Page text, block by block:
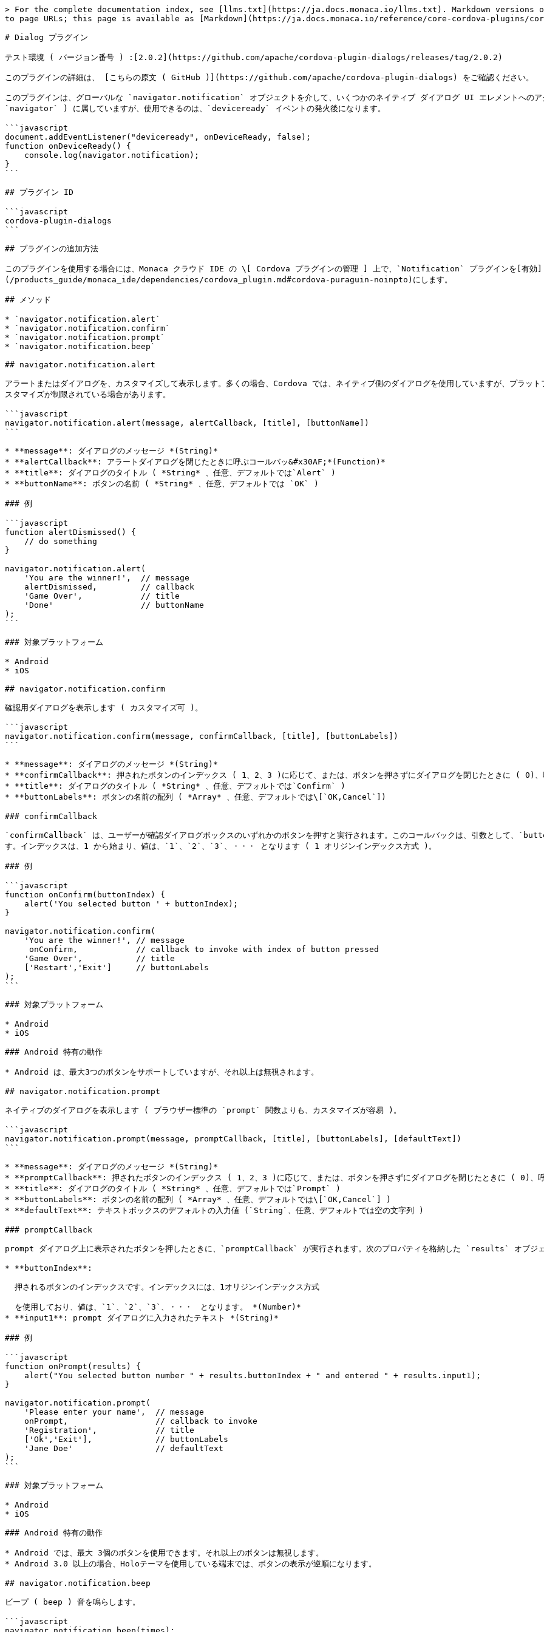
> For the complete documentation index, see [llms.txt](https://ja.docs.monaca.io/llms.txt). Markdown versions
to page URLs; this page is available as [Markdown](https://ja.docs.monaca.io/reference/core-cordova-plugins/
# Dialog プラグイン
テスト環境 ( バージョン番号 ) :[2.0.2](https://github.com/apache/cordova-plugin-dialogs/releases/tag/2.0.2)
このプラグインの詳細は、 [こちらの原文 ( GitHub )](https://github.com/apache/cordova-plugin-dialogs) をご確認ください。
このプラグインは、グローバルな `navigator.notification` オブジェクトを介して、いくつかのネイティブ ダイアログ UI エレメントへのア
`navigator` ) に属していますが、使用できるのは、`deviceready` イベントの発火後になります。
```javascript
document.addEventListener("deviceready", onDeviceReady, false);
function onDeviceReady() {
}
```
## プラグイン ID
```javascript
cordova-plugin-dialogs
```
## プラグインの追加方法
このプラグインを使用する場合には、Monaca クラウド IDE の \[ Cordova プラグインの管理 ] 上で、`Notification` プラグインを[有効]
(/products_guide/monaca_ide/dependencies/cordova_plugin.md#cordova-puraguin-noinpto)にします。
## メソッド
* `navigator.notification.alert`
* `navigator.notification.confirm`
* `navigator.notification.prompt`
* `navigator.notification.beep`
## navigator.notification.alert
アラートまたはダイアログを、カスタマイズして表示します。多くの場合、Cordova では、ネイティブ側のダイアログを使用していますが、プ
スタマイズが制限されている場合があります。
```javascript
navigator.notification.alert(message, alertCallback, [title], [buttonName])
```
* **message**: ダイアログのメッセージ *(String)*
* **alertCallback**: アラートダイアログを閉じたときに呼ぶコールバッ&#x30AF;*(Function)*
* **title**: ダイアログのタイトル ( *String* 、任意、デフォルトでは`Alert` )
* **buttonName**: ボタンの名前 ( *String* 、任意、デフォルトでは `OK` )
### 例
```javascript
function alertDismissed() {
}
navigator.notification.alert(
);
```
### 対象プラットフォーム
* Android
* iOS
## navigator.notification.confirm
確認用ダイアログを表示します ( カスタマイズ可 )。
```javascript
navigator.notification.confirm(message, confirmCallback, [title], [buttonLabels])
```
* **message**: ダイアログのメッセージ *(String)*
* **confirmCallback**: 押されたボタンのインデックス ( 1、2、3 )に応じて、または、ボタンを押さずにダイアログを閉じたときに ( 0)
* **title**: ダイアログのタイトル ( *String* 、任意、デフォルトでは`Confirm` )
* **buttonLabels**: ボタンの名前の配列 ( *Array* 、任意、デフォルトでは\[`OK,Cancel`])
### confirmCallback
`confirmCallback` は、ユーザーが確認ダイアログボックスのいずれかのボタンを押すと実行されます。このコールバックは、引数として、
す。インデックスは、1 から始まり、値は、`1`、`2`、`3`、・・・ となります ( 1 オリジンインデックス方式 )。
### 例
```javascript
function onConfirm(buttonIndex) {
}
navigator.notification.confirm(
);
```
### 対象プラットフォーム
* Android
* iOS
### Android 特有の動作
* Android は、最大3つのボタンをサポートしていますが、それ以上は無視されます。
## navigator.notification.prompt
ネイティブのダイアログを表示します ( ブラウザー標準の `prompt` 関数よりも、カスタマイズが容易 )。
```javascript
navigator.notification.prompt(message, promptCallback, [title], [buttonLabels], [defaultText])
```
* **message**: ダイアログのメッセージ *(String)*
* **promptCallback**: 押されたボタンのインデックス ( 1、2、3 )に応じて、または、ボタンを押さずにダイアログを閉じたときに ( 0)
* **title**: ダイアログのタイトル ( *String* 、任意、デフォルトでは`Prompt` )
* **buttonLabels**: ボタンの名前の配列 ( *Array* 、任意、デフォルトでは\[`OK,Cancel`] )
* **defaultText**: テキストボックスのデフォルトの入力値 (`String`、任意、デフォルトでは空の文字列 )
### promptCallback
prompt ダイアログ上に表示されたボタンを押したときに、`promptCallback` が実行されます。次のプロパティを格納した `results` オブジェ
* **buttonIndex**:
* **input1**: prompt ダイアログに入力されたテキスト *(String)*
### 例
```javascript
function onPrompt(results) {
}
navigator.notification.prompt(
);
```
### 対象プラットフォーム
* Android
* iOS
### Android 特有の動作
* Android では、最大 3個のボタンを使用できます。それ以上のボタンは無視します。
* Android 3.0 以上の場合、Holoテーマを使用している端末では、ボタンの表示が逆順になります。
## navigator.notification.beep
ビープ ( beep ) 音を鳴らします。
```javascript